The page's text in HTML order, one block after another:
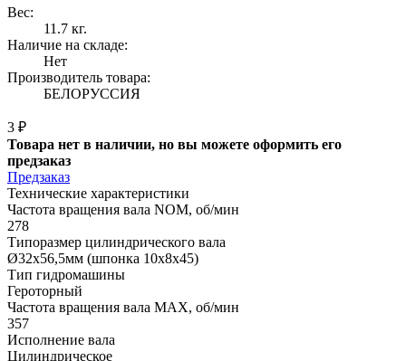
Вес:
11.7 кг.
Наличие на складе:
Нет
Производитель товара:
БЕЛОРУССИЯ
3 ₽
Товара нет в наличии, но вы можете оформить его
предзаказ
Предзаказ
Технические характеристики
Частота вращения вала NOM, об/мин
278
Типоразмер цилиндрического вала
Ø32x56,5мм (шпонка 10x8x45)
Тип гидромашины
Героторный
Частота вращения вала MAX, об/мин
357
Исполнение вала
Цилиндрическое